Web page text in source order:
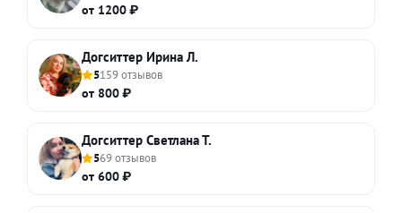
от 1200 ₽
Догситтер Ирина Л.
5159 отзывов
от 800 ₽
Догситтер Светлана Т.
569 отзывов
от 600 ₽